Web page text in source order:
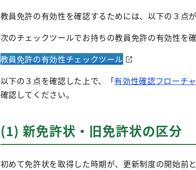
教員免許の有効性を確認するためには、以下の３点
次のチェックツールでお持ちの教員免許の有効性を
教員免許の有効性チェックツール
以下の３点を確認した上で、「有効性確認フローチ
確認してください。
(1) 新免許状・旧免許状の区分
初めて免許状を取得した時期が、更新制度の開始前